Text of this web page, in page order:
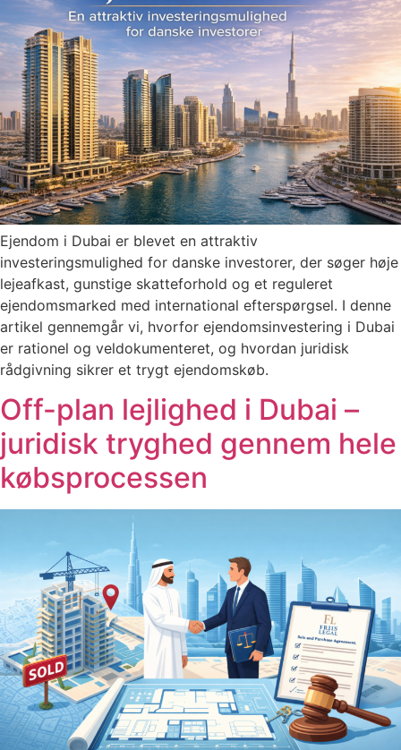
Ejendom i Dubai er blevet en attraktiv
investeringsmulighed for danske investorer, der søger høje
lejeafkast, gunstige skatteforhold og et reguleret
ejendomsmarked med international efterspørgsel. I denne
artikel gennemgår vi, hvorfor ejendomsinvestering i Dubai
er rationel og veldokumenteret, og hvordan juridisk
rådgivning sikrer et trygt ejendomskøb.
Off-plan lejlighed i Dubai –
juridisk tryghed gennem hele
købsprocessen